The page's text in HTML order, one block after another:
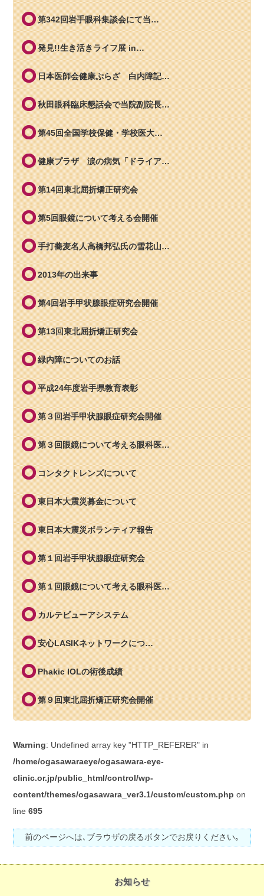
第342回岩手眼科集談会にて当…
発見!!生き活きライフ展 in…
日本医師会健康ぷらざ 白内障記…
秋田眼科臨床懇話会で当院副院長…
第45回全国学校保健・学校医大…
健康プラザ 涙の病気「ドライア…
第14回東北屈折矯正研究会
第5回眼鏡について考える会開催
手打蕎麦名人高橋邦弘氏の雪花山…
2013年の出来事
第4回岩手甲状腺眼症研究会開催
第13回東北屈折矯正研究会
緑内障についてのお話
平成24年度岩手県教育表彰
第３回岩手甲状腺眼症研究会開催
第３回眼鏡について考える眼科医…
コンタクトレンズについて
東日本大震災募金について
東日本大震災ボランティア報告
第１回岩手甲状腺眼症研究会
第１回眼鏡について考える眼科医…
カルテビューアシステム
安心LASIKネットワークにつ…
Phakic IOLの術後成績
第９回東北屈折矯正研究会開催
Warning: Undefined array key "HTTP_REFERER" in
/home/ogasawaraeye/ogasawara-eye-
clinic.or.jp/public_html/control/wp-
content/themes/ogasawara_ver3.1/custom/custom.php on
line695
前のページへは､ブラウザの戻るボタンでお戻りください｡
お知らせ